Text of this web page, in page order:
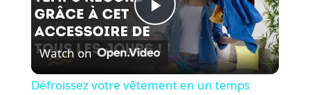
P
l
Watch on
Défroissez votre vêtement en un temps